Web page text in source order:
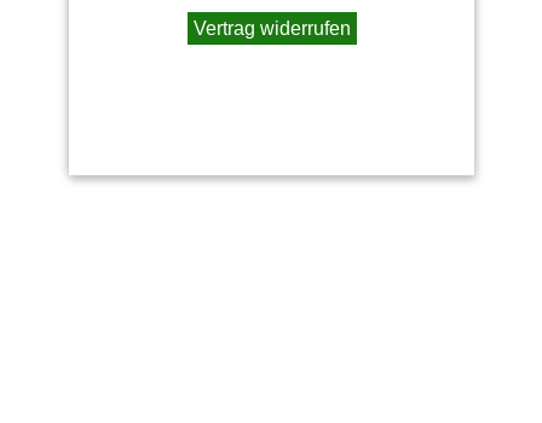
Vertrag widerrufen